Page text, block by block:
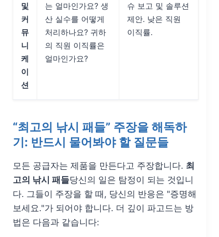
및
커
뮤
니
케
이
션
는 얼마인가요? 생
산 실수를 어떻게
처리하나요? 귀하
의 직원 이직률은
얼마인가요?
슈 보고 및 솔루션
제안. 낮은 직원
이직률.
“최고의 낚시 패들” 주장을 해독하
기: 반드시 물어봐야 할 질문들
모든 공급자는 제품을 만든다고 주장합니다. 최
고의 낚시 패들당신의 일은 탐정이 되는 것입니
다. 그들이 주장을 할 때, 당신의 반응은 "증명해
보세요."가 되어야 합니다. 더 깊이 파고드는 방
법은 다음과 같습니다: